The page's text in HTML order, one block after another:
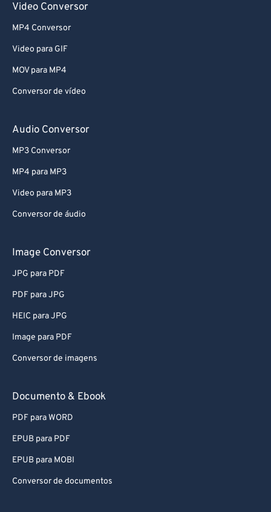
Video Conversor
MP4 Conversor
Video para GIF
MOV para MP4
Conversor de vídeo
Audio Conversor
MP3 Conversor
MP4 para MP3
Video para MP3
Conversor de áudio
Image Conversor
JPG para PDF
PDF para JPG
HEIC para JPG
Image para PDF
Conversor de imagens
Documento & Ebook
PDF para WORD
EPUB para PDF
EPUB para MOBI
Conversor de documentos